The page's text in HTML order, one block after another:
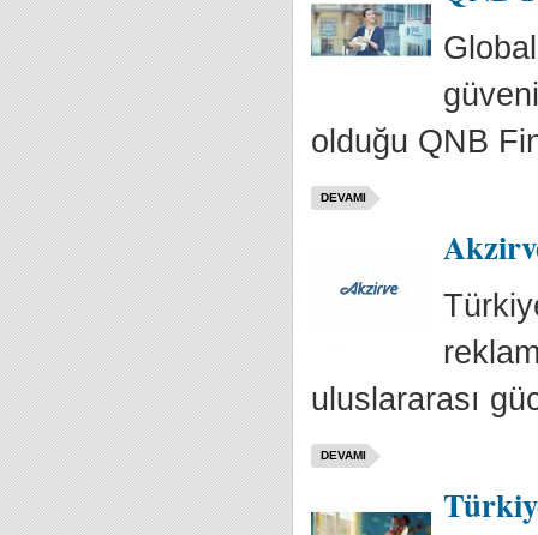
olduğu QNB
DEVAMI
uluslararası
DEVAMI